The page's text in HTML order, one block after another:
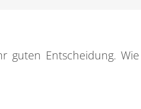
guten Entscheidung.